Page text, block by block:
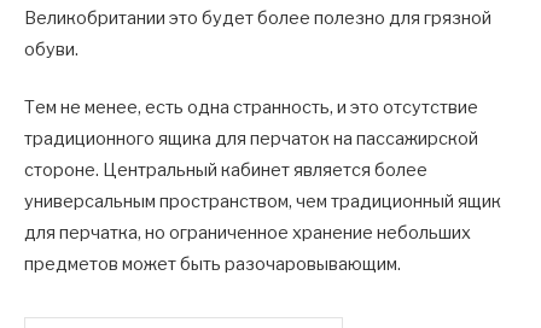
Великобритании это будет более полезно для грязной
обуви.
Тем не менее, есть одна странность, и это отсутствие
традиционного ящика для перчаток на пассажирской
стороне. Центральный кабинет является более
универсальным пространством, чем традиционный ящик
для перчатка, но ограниченное хранение небольших
предметов может быть разочаровывающим.